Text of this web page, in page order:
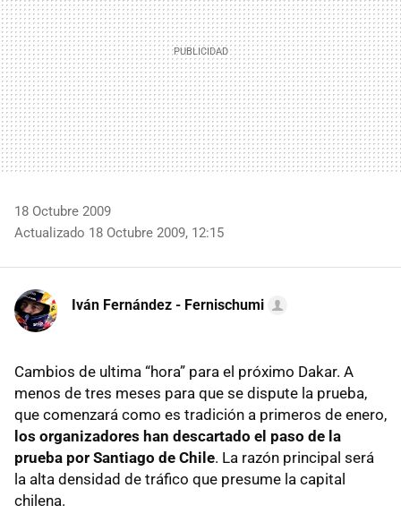
18 Octubre 2009
Actualizado 18 Octubre 2009, 12:15
Iván Fernández - Fernischumi
Cambios de ultima “hora” para el próximo Dakar. A
menos de tres meses para que se dispute la prueba,
que comenzará como es tradición a primeros de enero,
los organizadores han descartado el paso de la
prueba por Santiago de Chile. La razón principal será
la alta densidad de tráfico que presume la capital
chilena.